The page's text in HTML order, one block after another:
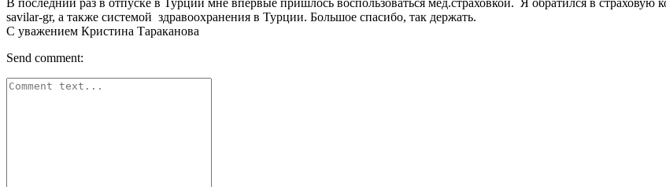
В последний раз в отпуске в Турции мне впервые пришлось воспользоваться мед.страховкой. Я обратился в
savilar-gr, а также системой здравоохранения в Турции. Большое спасибо, так держать.
С уважением Кристина Тараканова
Send comment: